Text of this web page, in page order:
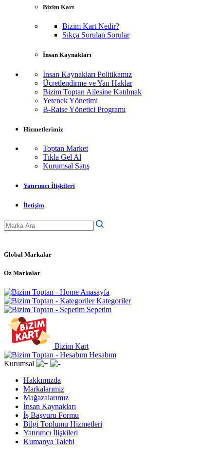
Bizim Kart
Bizim Kart Nedir?
Sıkça Sorulan Sorular
İnsan Kaynakları
İnsan Kaynakları Politikamız
Ücretlendirme ve Yan Haklar
Bizim Toptan Ailesine Katılmak
Yetenek Yönetimi
B-Raise Yönetici Programı
Hizmetlerimiz
Toptan Market
Tıkla Gel Al
Kurumsal Satış
Yatırımcı İlişkileri
İletişim
Global Markalar
Öz Markalar
Anasayfa
Kategoriler
Sepetim
Bizim Kart
Hesabım
Kurumsal
Hakkımızda
Markalarımız
Mağazalarımız
İnsan Kaynakları
İş Başvuru Formu
Bilgi Toplumu Hizmetleri
Yatırımcı İlişkileri
Kumanya Talebi